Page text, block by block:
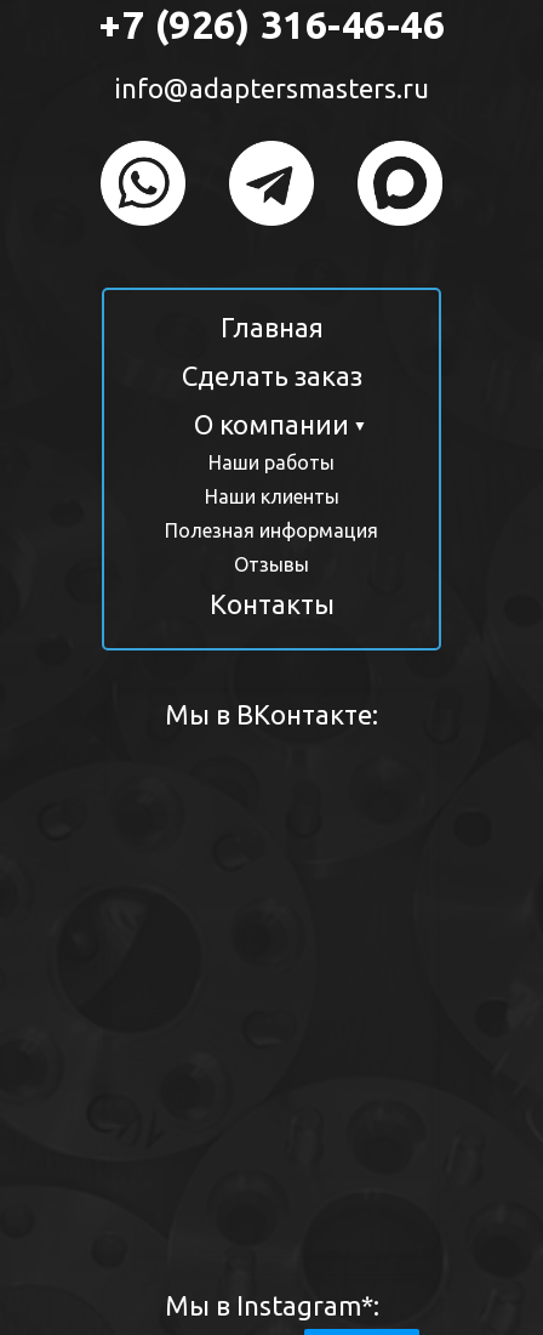
+7 (926) 316-46-46
info@adaptersmasters.ru
Главная
Сделать заказ
О компании
Контакты
Мы в ВКонтакте:
Мы в Instagram*:
Наши работы
Наши клиенты
Полезная информация
Отзывы
▼